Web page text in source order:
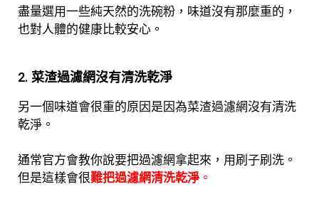
盡量選用一些純天然的洗碗粉，味道沒有那麼重的，
也對人體的健康比較安心。
2. 菜渣過濾網沒有清洗乾淨
另一個味道會很重的原因是因為菜渣過濾網沒有清洗
乾淨。
通常官方會教你說要把過濾網拿起來，用刷子刷洗。
但是這樣會很難把過濾網清洗乾淨 。